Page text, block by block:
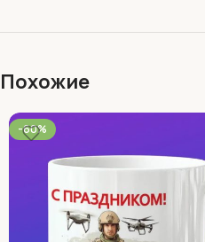
Похожие
-60%